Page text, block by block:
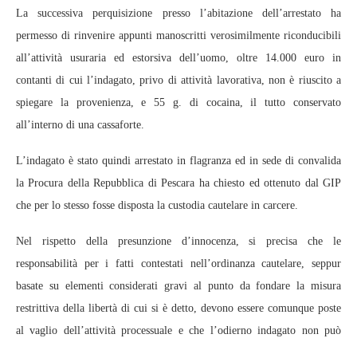
La successiva perquisizione presso l’abitazione dell’arrestato ha
permesso di rinvenire appunti manoscritti verosimilmente riconducibili
all’attività usuraria ed estorsiva dell’uomo, oltre 14.000 euro in
contanti di cui l’indagato, privo di attività lavorativa, non è riuscito a
spiegare la provenienza, e 55 g. di cocaina, il tutto conservato
all’interno di una cassaforte.
L’indagato è stato quindi arrestato in flagranza ed in sede di convalida
la Procura della Repubblica di Pescara ha chiesto ed ottenuto dal GIP
che per lo stesso fosse disposta la custodia cautelare in carcere.
Nel rispetto della presunzione d’innocenza, si precisa che le
responsabilità per i fatti contestati nell’ordinanza cautelare, seppur
basate su elementi considerati gravi al punto da fondare la misura
restrittiva della libertà di cui si è detto, devono essere comunque poste
al vaglio dell’attività processuale e che l’odierno indagato non può